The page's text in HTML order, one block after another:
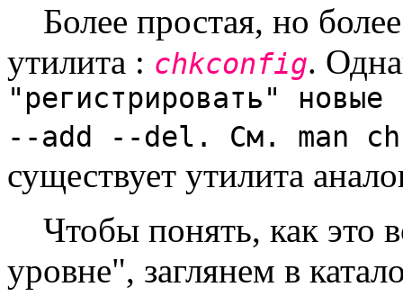
Более простая, но
утилита : chkconfig.
"регистрировать"
новые
--add --del. См. man
существует утилита
Чтобы понять, как это
уровне", заглянем в